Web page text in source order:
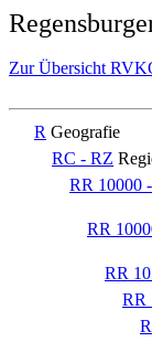
Zur Übersicht
R Geografie
RC - RZ
RR 10000
RR
RR
RR